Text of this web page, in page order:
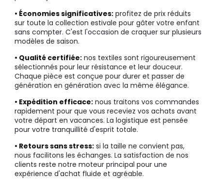
• Économies significatives: profitez de prix réduits
sur toute la collection estivale pour gâter votre enfant
sans compter. C'est l'occasion de craquer sur plusieurs
modèles de saison.
• Qualité certifiée: nos textiles sont rigoureusement
sélectionnés pour leur résistance et leur douceur.
Chaque pièce est conçue pour durer et passer de
génération en génération avec la même élégance.
• Expédition efficace: nous traitons vos commandes
rapidement pour que vous receviez vos achats avant
votre départ en vacances. La logistique est pensée
pour votre tranquillité d'esprit totale.
• Retours sans stress: si la taille ne convient pas,
nous facilitons les échanges. La satisfaction de nos
clients reste notre moteur principal pour une
expérience d'achat fluide et agréable.